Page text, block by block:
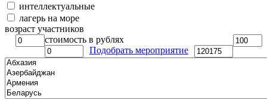
интеллектуальные
лагерь на море
возраст участников
стоимость в рублях
Подобрать мероприятие